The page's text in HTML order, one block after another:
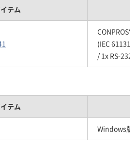
テム
(IEC 61131-
/ 1x RS-232C
テム
Windows版